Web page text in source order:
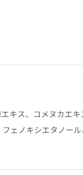
キス、コメヌカエ
ェノキシエタノール